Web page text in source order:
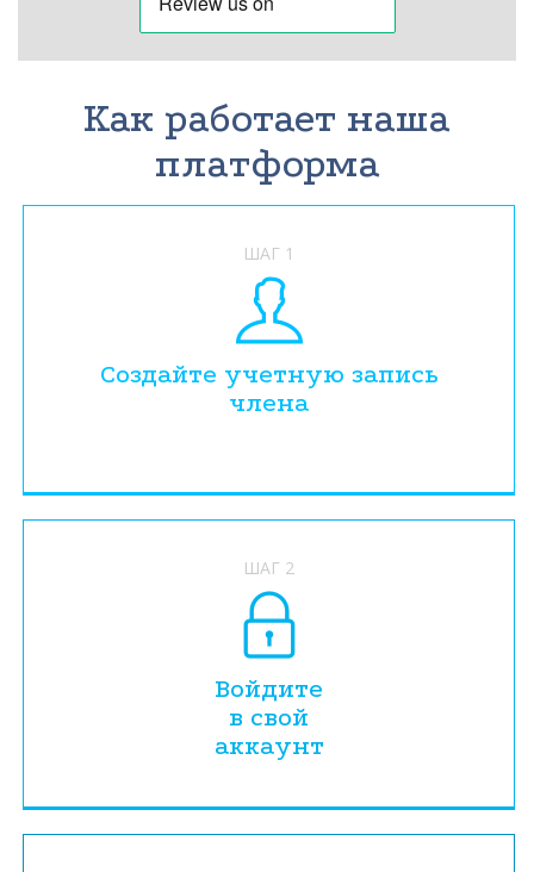
Как работает наша
платформа
ШАГ 1
Создайте учетную запись
члена
ШАГ 2
Войдите
в свой
аккаунт